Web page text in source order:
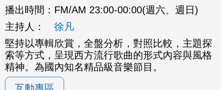
播出時間： FM/AM 23:00-00:00(週六、週日)
主持人：
徐凡
堅持以專輯欣賞，全盤分析，對照比較，主題探
索等方式，呈現西方流行歌曲的形式內容與風格
精神。為國內知名精品級音樂節目。